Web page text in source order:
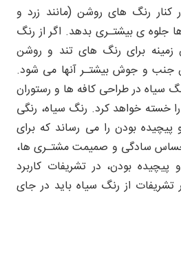
کنار رنگ های روشن (مانند زرد و
جلوه ی بیشتـری بدهد. اگر از رنگ
برای رنگ های تند و روشن
جنب و جوش بیشتـر آنها می شود.
سیاه در طراحی کافه ها و رستوران
خسته خواهد کرد. رنگ سیاه، رنگی
بودن را می رساند که برای
احساس سادگی و صمیمت مشتـری ها،
بودن، در تشریفات کاربرد
تشریفات از رنگ سیاه باید در جای